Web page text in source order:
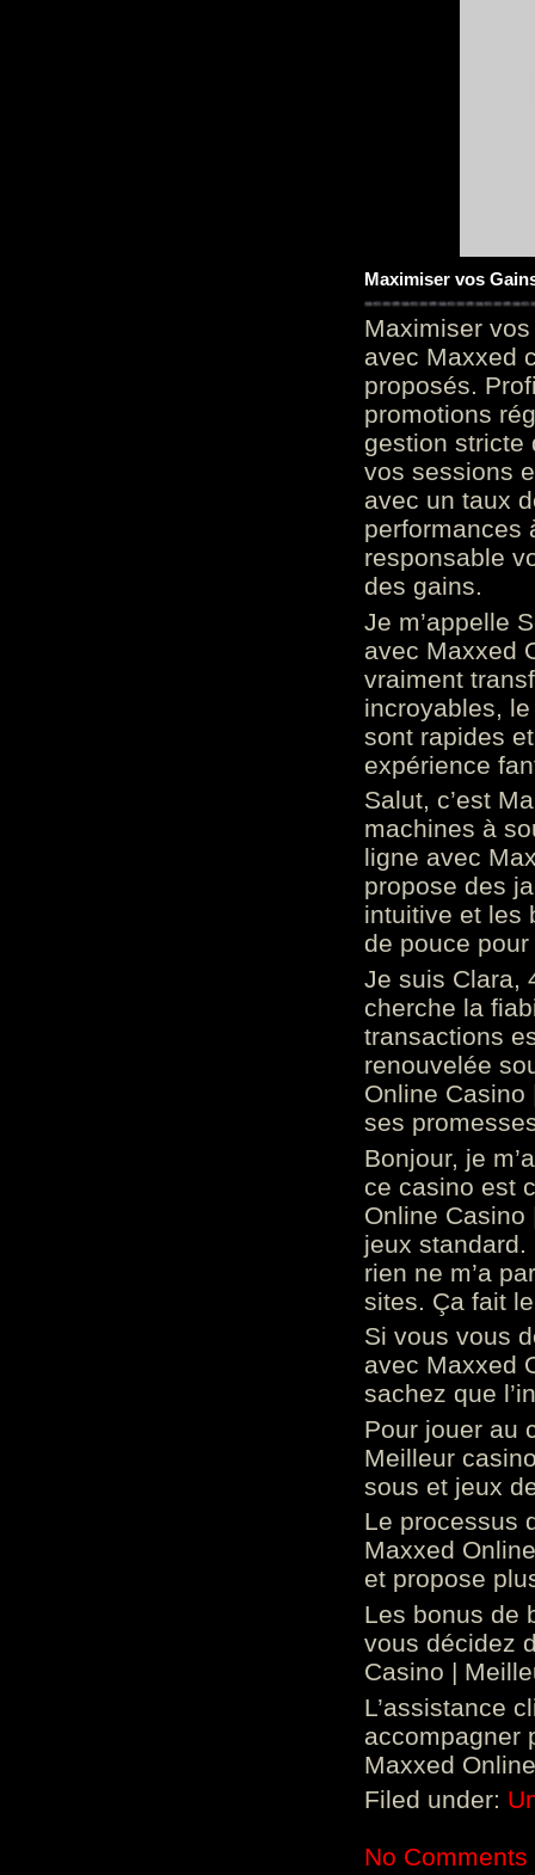
Maximiser vos
Maximiser
avec Maxxed
proposés.
promotions
gestion stricte
vos sessions
avec un taux
performances
responsable
des gains.
Je m’appelle
avec Maxxed
vraiment
incroyables,
sont rapides
expérience
Salut, c’est
machines à
ligne avec
propose des
intuitive et les
de pouce
Je suis Clara,
cherche la
transactions
renouvelée
Online
ses
Bonjour, je
ce casino est
Online
jeux standard.
rien ne m’a
sites. Ça fait
Si vous vous
avec Maxxed
sachez que
Pour jouer au
Meilleur
sous et jeux
Le processus
Maxxed
et propose
Les bonus de
vous décidez
Casino |
L’assistance
accompagner
Maxxed
Filed under:
No Comments